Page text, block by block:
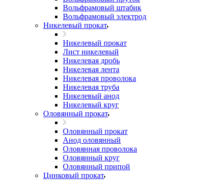
Вольфрамовый штабик
Вольфрамовый электрод
Никелевый прокат
Никелевый прокат
Лист никелевый
Никелевая дробь
Никелевая лента
Никелевая проволока
Никелевая труба
Никелевый анод
Никелевый круг
Оловянный прокат
Оловянный прокат
Анод оловянный
Оловянная проволока
Оловянный круг
Оловянный припой
Цинковый прокат